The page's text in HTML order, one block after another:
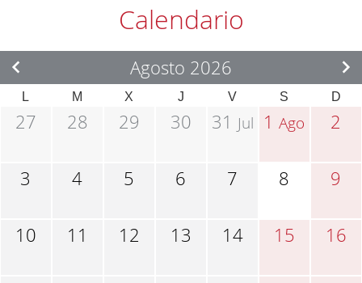
Calendario
Agosto 2026
L M X J V S D
27 28 29 30 31 Jul 1Ago 2
3 4 5 6 7 8 9
10 11 12 13 14 15 16